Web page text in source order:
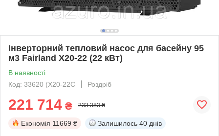
Інверторний тепловий насос для басейну 95
м3 Fairland X20-22 (22 кВт)
В наявності
Код: 33620 (X20-22C
Роздріб
221 714 ₴ 233 383 ₴
Економія 11669 ₴ Залишилось 40 днів